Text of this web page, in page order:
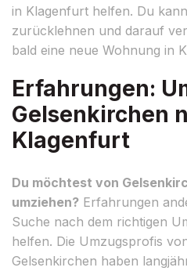
in Klagenfurt helfen. Du
zurücklehnen und darauf
bald eine neue Wohnung in
Erfahrungen:
Gelsenkirchen
Klagenfurt
Du möchtest von
umziehen? Erfahrungen
Suche nach dem richtigen
helfen. Die Umzugsprofis
Gelsenkirchen haben